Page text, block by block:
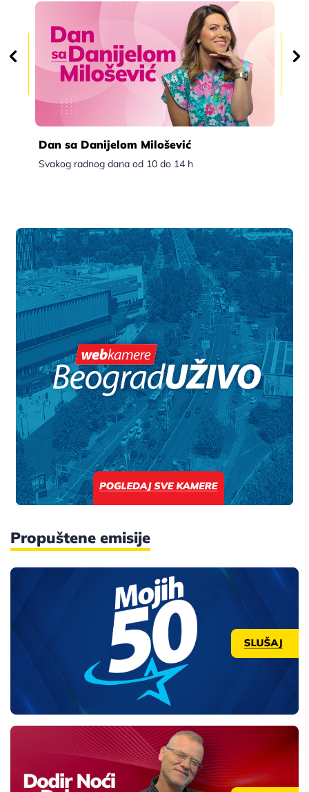
Dan sa Danijelom Milošević
Svakog radnog dana od 10 do 14 h
Propuštene emisije